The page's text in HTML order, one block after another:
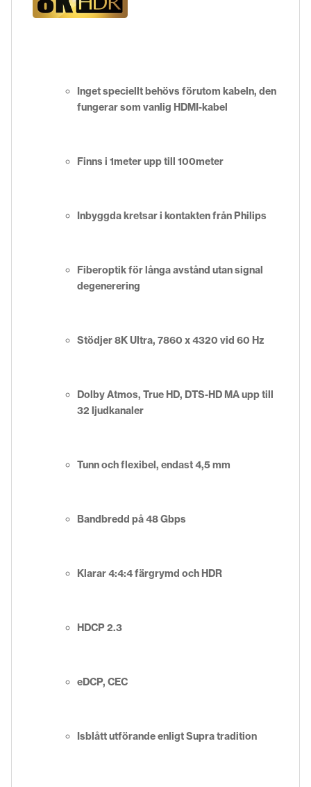
Inget speciellt behövs förutom kabeln, den
fungerar som vanlig HDMI-kabel
Finns i 1meter upp till 100meter
Inbyggda kretsar i kontakten från Philips
Fiberoptik för långa avstånd utan signal
degenerering
Stödjer 8K Ultra, 7860 x 4320 vid 60 Hz
Dolby Atmos, True HD, DTS-HD MA upp till
32 ljudkanaler
Tunn och flexibel, endast 4,5 mm
Bandbredd på 48 Gbps
Klarar 4:4:4 färgrymd och HDR
HDCP 2.3
eDCP, CEC
Isblått utförande enligt Supra tradition